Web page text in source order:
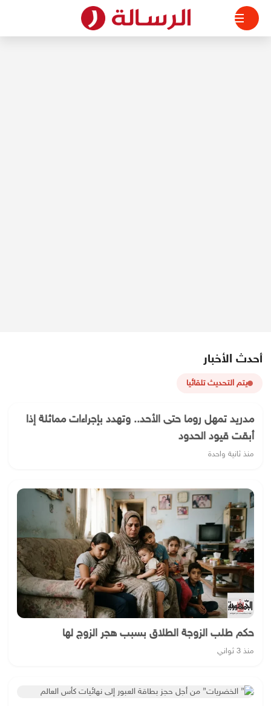
التجاوز
المحتوى
أحدث الأخبار
يتم التحديث تلقائيا
مدريد تمهل روما حتى الأحد.. وتهدد بإجراءات مماثلة إذا
أبقت قيود الحدود
منذ ثانية واحدة
حكم طلب الزوجة الطلاق بسبب هجر الزوج لها
منذ 3 ثواني